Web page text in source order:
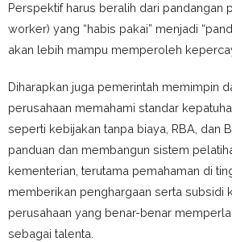
Perspektif harus beralih dari pandangan
worker) yang “habis pakai” menjadi
akan lebih mampu memperoleh
Diharapkan juga pemerintah memimpin
perusahaan memahami standar
seperti kebijakan tanpa biaya, RBA, dan
panduan dan membangun sistem
kementerian, terutama pemahaman di
memberikan penghargaan serta subsidi
perusahaan yang benar-benar
sebagai talenta.